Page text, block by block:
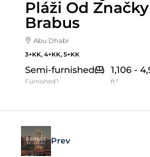
Pláži Od Značky
Brabus
Abu Dhabi
3+KK, 4+KK, 5+KK
Semi-furnished
Furnished?
1,106 -
ft²
Prev